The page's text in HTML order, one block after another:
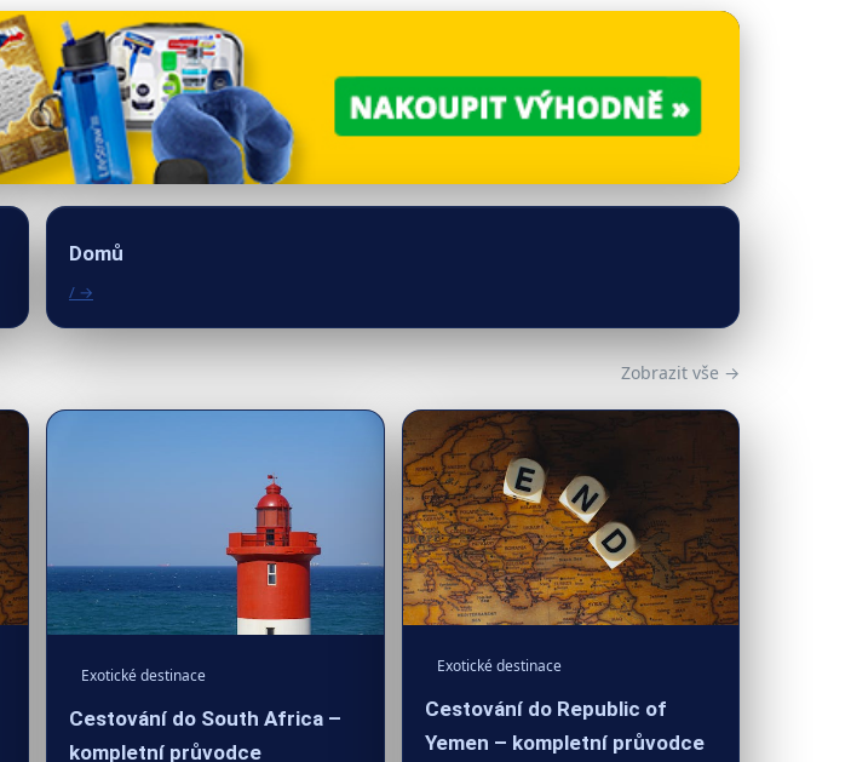
Domů
/ →
Zobrazit vše →
Exotické destinace
Cestování do South Africa –
kompletní průvodce
Exotické destinace
Cestování do Republic of
Yemen – kompletní průvodce